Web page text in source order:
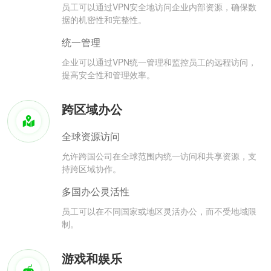
员工可以通过VPN安全地访问企业内部资源，确保数
据的机密性和完整性。
统一管理
企业可以通过VPN统一管理和监控员工的远程访问，
提高安全性和管理效率。
跨区域办公
全球资源访问
允许跨国公司在全球范围内统一访问和共享资源，支
持跨区域协作。
多国办公灵活性
员工可以在不同国家或地区灵活办公，而不受地域限
制。
游戏和娱乐